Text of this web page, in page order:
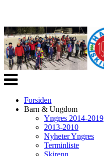
Veksle
navigasjon
Forsiden
Barn & Ungdom
Yngres 2014-2019
2013-2010
Nyheter Yngres
Terminliste
Skirenn